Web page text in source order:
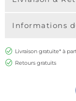
Informations
Livraison gratuite* à
Retours gratuits